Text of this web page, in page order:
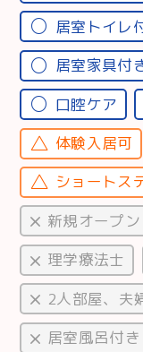
居室トイレ
居室家具付
口腔ケア
体験入居可
ショートス
新規オープン
理学療法士
2人部屋、夫
居室風呂付き